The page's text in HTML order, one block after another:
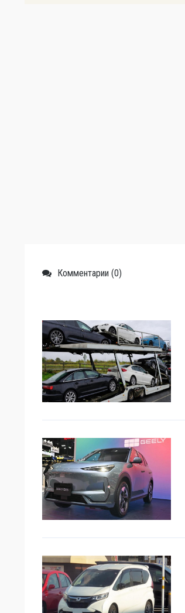
Комментарии (0)